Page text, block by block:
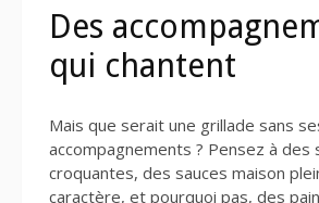
Des
qui chantent
Mais que serait une grillade sans
accompagnements ? Pensez à des
croquantes, des sauces maison
caractère, et pourquoi pas, des